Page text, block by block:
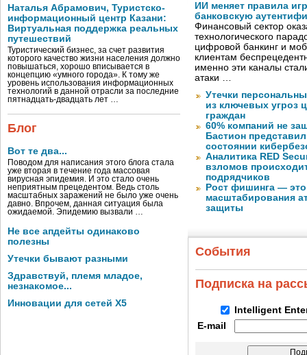
Наталья Абрамович, Туристско-
информационный центр Казани:
Виртуальная поддержка реальных
путешествий
Туристический бизнес, за счет развития
которого качество жизни населения должно
повышаться, хорошо вписывается в
концепцию «умного города». К тому же
уровень использования информационных
технологий в данной отрасли за последние
пятнадцать-двадцать лет …
Блог
Вот те два...
Поводом для написания этого блога стала
уже вторая в течение года массовая
вирусная эпидемия. И это стало очень
неприятным прецедентом. Ведь столь
масштабных заражений не было уже очень
давно. Впрочем, данная ситуация была
ожидаемой. Эпидемию вызвали …
Не все апдейты одинаково
полезны
Утечки бывают разными
Здравствуй, племя младое,
незнакомое...
Инновации для сетей X5
ИИ меняет правила
банковскую
Финансовый сектор
технологического
цифровой банкинг и
клиентам
именно эти каналы
атаки …
Утечки
из ключевых угроз
граждан
60% компаний не
Бастион
состоянии
Аналитика RED
взломов
подрядчиков
Рост фишинга —
масштабирования
защиты
События
Подписка на
Intelligent
E-mail